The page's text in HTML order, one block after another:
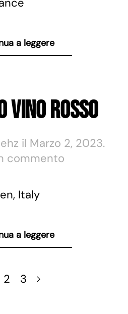
a leggere
Rosso
il Marzo 2, 2023.
commento
Italy
a leggere
2 3